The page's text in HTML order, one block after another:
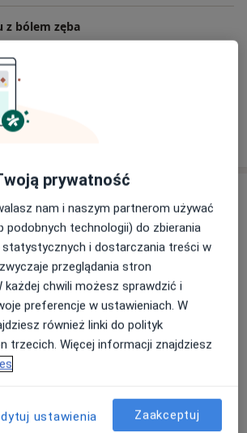
z bólem zęba
są ceny?
2 Adres 3
6, 05-200 Wołomin,Lipiny Nowe
nie można umawiać wizyt przez
prywatność
nam i naszym partnerom używać
podobnych technologii) do zbierania
statystycznych i dostarczania treści w
przeglądania stron
każdej chwili możesz sprawdzić i
preferencje w ustawieniach. W
również linki do polityk
trzecich. Więcej informacji znajdziesz
ustawienia Zaakceptuj